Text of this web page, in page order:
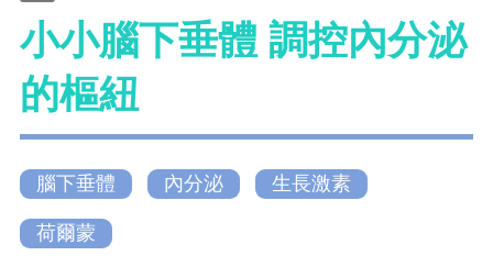
小小腦下垂體 調控內分泌
的樞紐
腦下垂體 內分泌 生長激素
荷爾蒙